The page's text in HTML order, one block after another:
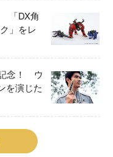
「DX角
」をレ
念！ ウ
を演じた